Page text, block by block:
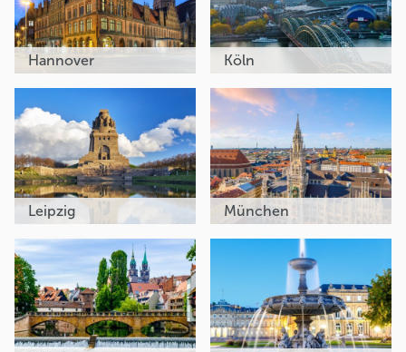
Hannover Köln
Leipzig München